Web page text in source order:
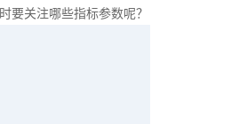
时要关注哪些指标参数呢？